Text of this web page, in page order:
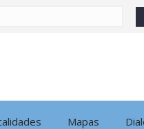
Mapas